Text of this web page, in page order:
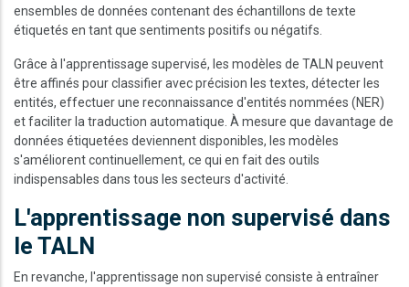
ensembles de données contenant des échantillons de texte
étiquetés en tant que sentiments positifs ou négatifs.
Grâce à l'apprentissage supervisé, les modèles de TALN peuvent
être affinés pour classifier avec précision les textes, détecter les
entités, effectuer une reconnaissance d'entités nommées (NER)
et faciliter la traduction automatique. À mesure que davantage de
données étiquetées deviennent disponibles, les modèles
s'améliorent continuellement, ce qui en fait des outils
indispensables dans tous les secteurs d'activité.
L'apprentissage non supervisé dans
le TALN
En revanche, l'apprentissage non supervisé consiste à entraîner